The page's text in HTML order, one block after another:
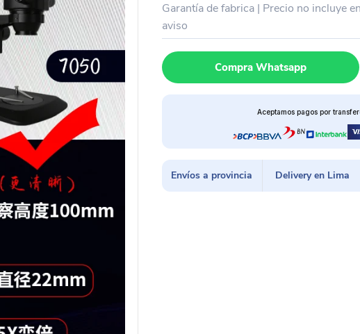
lente
10x-
22mm
+
cabezal
HD
B11
Garantía de fabrica | Precio no incluye
aviso
Compra Whatsapp
Aceptamos pagos por
Envíos a provincia Delivery en Lima